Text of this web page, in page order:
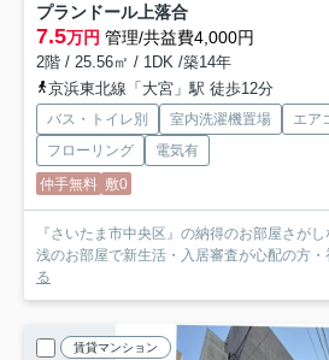
プランドール上落合
7.5万円 管理/共益費4,000円
2階 / 25.56㎡ / 1DK /築14年
京浜東北線「大宮」駅 徒歩12分
バス・トイレ別 室内洗濯機置場 エア
フローリング
電気有
仲手無料 敷0
『さいたま市中央区』の納得のお部屋さが
浅のお部屋で新生活・入居審査が心配の方
る
賃貸マンション